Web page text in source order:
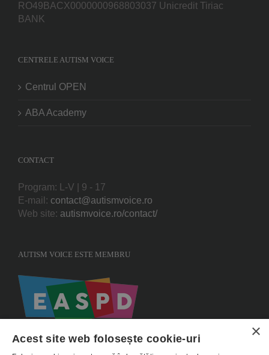
RO49BACX0000000968803037 Unicredit Tiriac
BANK
CENTRELE AUTISM VOICE
Centrul OPEN
ABA Academy
CONTACT
Program: L-V | 9 - 17
E-mail: contact@autismvoice.ro
Web site: autismvoice.ro/contact/
AUTISM VOICE ESTE MEMBRU
×
Acest site web folosește cookie-uri